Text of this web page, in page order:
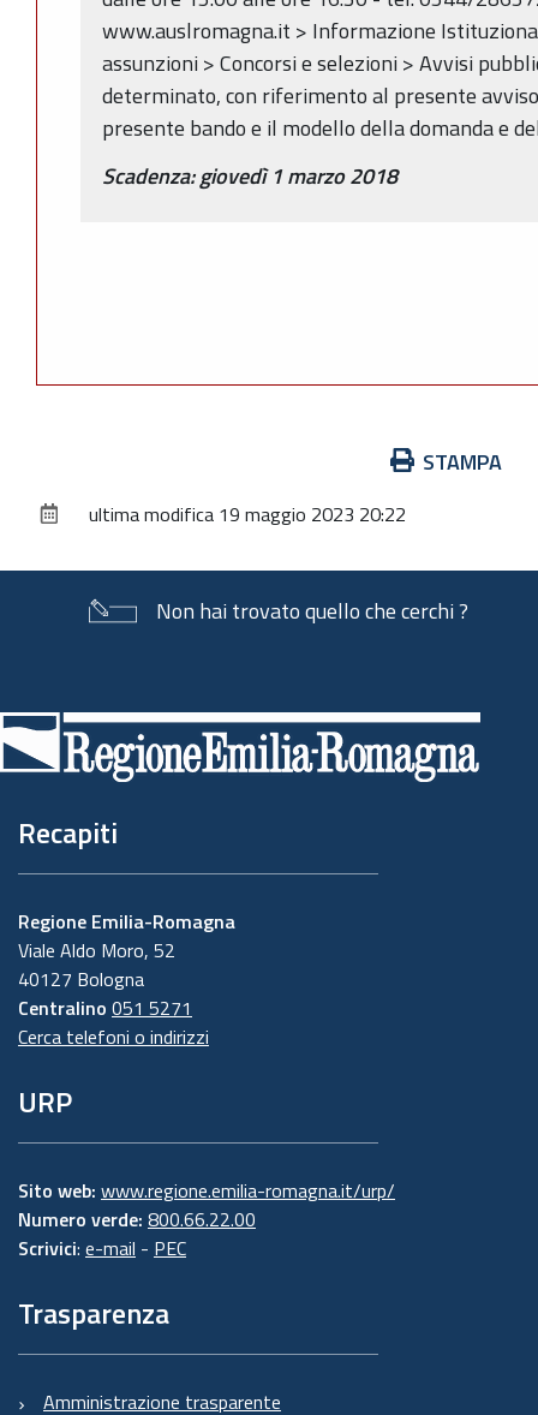
www.auslromagna.it > Informazione
assunzioni > Concorsi e selezioni > Avvisi
determinato, con riferimento al presente
presente bando e il modello della domanda e
Scadenza: giovedì 1 marzo 2018
documento
STAMPA
ultima modifica 19 maggio 2023 20:22
Non hai trovato quello che cerchi ?
di
pagina
Recapiti
Regione Emilia-Romagna
Viale Aldo Moro, 52
40127 Bologna
Centralino 051 5271
Cerca telefoni o indirizzi
URP
Sito web: www.regione.emilia-romagna.it/urp/
Numero verde: 800.66.22.00
Scrivici: e-mail - PEC
Trasparenza
Amministrazione trasparente